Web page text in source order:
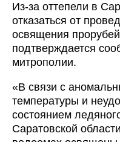
Из-за оттепели в
отказаться от
освящения
подтверждается
митрополии.
«В связи с
температуры и
состоянием
Саратовской